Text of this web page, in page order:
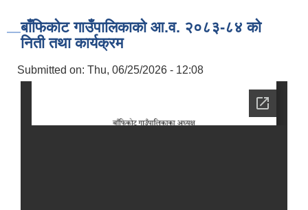
बाँफिकोट गाउँपालिकाको आ.व. २०८३-८४ को
निती तथा कार्यक्रम
Submitted on: Thu, 06/25/2026 - 12:08